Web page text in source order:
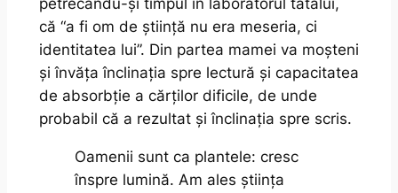
petrecându-și timpul în laboratorul tatălui,
că “a fi om de știință nu era meseria, ci
identitatea lui”. Din partea mamei va moșteni
și învăța înclinația spre lectură și capacitatea
de absorbție a cărților dificile, de unde
probabil că a rezultat și înclinația spre scris.
Oamenii sunt ca plantele: cresc
înspre lumină. Am ales știința